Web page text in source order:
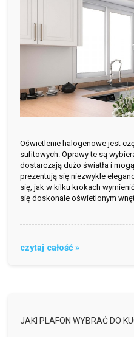
Oświetlenie halogenowe jest
sufitowych. Oprawy te są
dostarczają dużo światła i
prezentują się niezwykle
się, jak w kilku krokach
się doskonale oświetlonym
czytaj całość »
JAKI PLAFON WYBRAĆ DO